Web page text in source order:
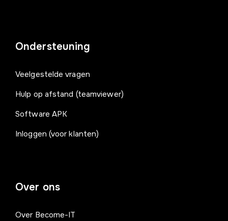
Ondersteuning
Veelgestelde vragen
Hulp op afstand (teamviewer)
Software APK
Inloggen (voor klanten)
Over ons
Over Become-IT